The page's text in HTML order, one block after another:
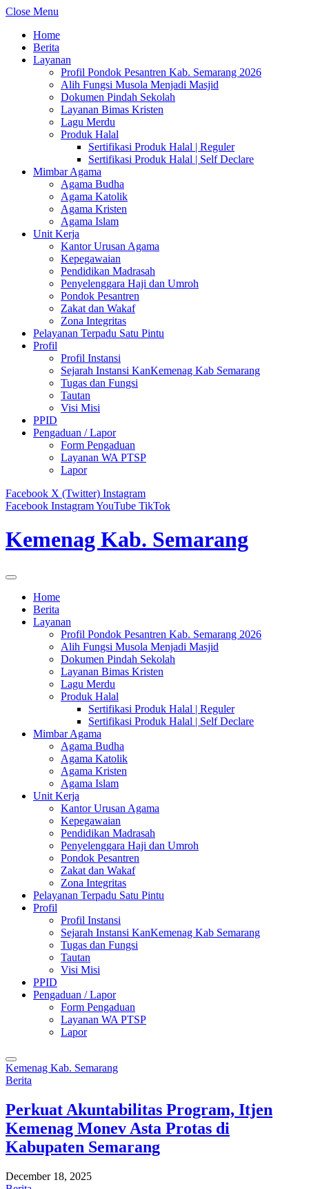
Close Menu
Home
Berita
Layanan
Profil Pondok Pesantren Kab. Semarang 2026
Alih Fungsi Musola Menjadi Masjid
Dokumen Pindah Sekolah
Layanan Bimas Kristen
Lagu Merdu
Produk Halal
Sertifikasi Produk Halal | Reguler
Sertifikasi Produk Halal | Self Declare
Mimbar Agama
Agama Budha
Agama Katolik
Agama Kristen
Agama Islam
Unit Kerja
Kantor Urusan Agama
Kepegawaian
Pendidikan Madrasah
Penyelenggara Haji dan Umroh
Pondok Pesantren
Zakat dan Wakaf
Zona Integritas
Pelayanan Terpadu Satu Pintu
Profil
Profil Instansi
Sejarah Instansi KanKemenag Kab Semarang
Tugas dan Fungsi
Tautan
Visi Misi
PPID
Pengaduan / Lapor
Form Pengaduan
Layanan WA PTSP
Lapor
Facebook X (Twitter) Instagram
Facebook InstagramYouTube TikTok
Kemenag Kab. Semarang
Home
Berita
Layanan
Profil Pondok Pesantren Kab. Semarang 2026
Alih Fungsi Musola Menjadi Masjid
Dokumen Pindah Sekolah
Layanan Bimas Kristen
Lagu Merdu
Produk Halal
Sertifikasi Produk Halal | Reguler
Sertifikasi Produk Halal | Self Declare
Mimbar Agama
Agama Budha
Agama Katolik
Agama Kristen
Agama Islam
Unit Kerja
Kantor Urusan Agama
Kepegawaian
Pendidikan Madrasah
Penyelenggara Haji dan Umroh
Pondok Pesantren
Zakat dan Wakaf
Zona Integritas
Pelayanan Terpadu Satu Pintu
Profil
Profil Instansi
Sejarah Instansi KanKemenag Kab Semarang
Tugas dan Fungsi
Tautan
Visi Misi
PPID
Pengaduan / Lapor
Form Pengaduan
Layanan WA PTSP
Lapor
Kemenag Kab. Semarang
Berita
Perkuat Akuntabilitas Program, Itjen
Kemenag Monev Asta Protas di
Kabupaten Semarang
December 18, 2025